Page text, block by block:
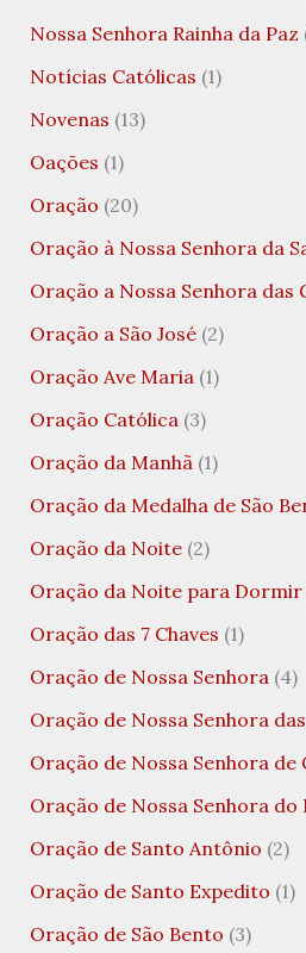
Nossa Senhora Rainha da Paz
Notícias Católicas (1)
Novenas (13)
Oações (1)
Oração (20)
Oração à Nossa Senhora da
Oração a Nossa Senhora das
Oração a São José(2)
Oração Ave Maria(1)
Oração Católica(3)
Oração da Manhã(1)
Oração da Medalha de São
Oração da Noite(2)
Oração da Noite para Dormir
Oração das 7 Chaves (1)
Oração de Nossa Senhora(4)
Oração de Nossa Senhora
Oração de Nossa Senhora de
Oração de Nossa Senhora do
Oração de Santo Antônio (2)
Oração de Santo Expedito (1)
Oração de São Bento (3)